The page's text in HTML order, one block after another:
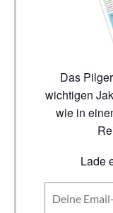
Das Pilgermagazin beschreibt auf 80 Seiten alle
wichtigen
wie in
Lade